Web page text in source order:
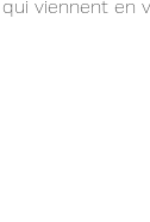
viennent en